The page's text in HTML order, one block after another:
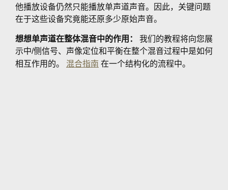
他播放设备仍然只能播放单声道声音。因此，关键问题
在于这些设备究竟能还原多少原始声音。
想想单声道在整体混音中的作用：
我们的教程将向您展
示中/侧信号、声像定位和平衡在整个混音过程中是如何
相互作用的。 混合指南 在一个结构化的流程中。